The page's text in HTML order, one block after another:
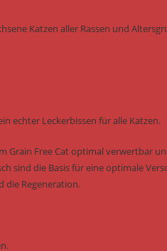
Katzen aller Rassen und
echter Leckerbissen für alle Katzen.
Grain Free Cat optimal verwertbar
sind die Basis für eine optimale
die Regeneration.